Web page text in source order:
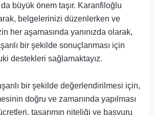
büyük önem taşır. Karanfiloğlu
belgelerinizi düzenlerken ve
her aşamasında yanınızda olarak,
bir şekilde sonuçlanması için
destekleri sağlamaktayız.
bir şekilde değerlendirilmesi için,
doğru ve zamanında yapılması
tasarımın niteliği ve başvuru